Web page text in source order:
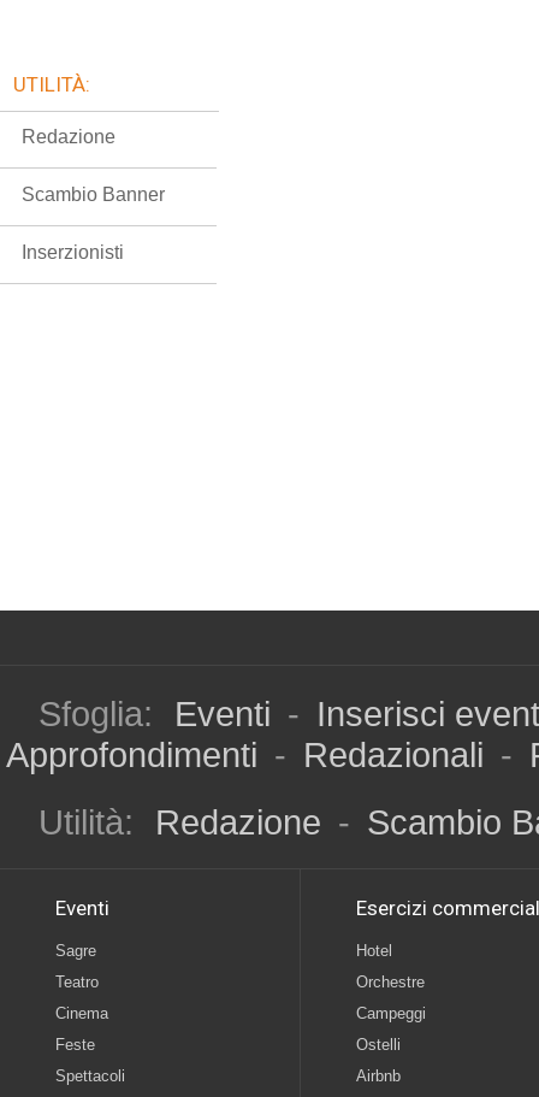
UTILITÀ:
Redazione
Scambio Banner
Inserzionisti
Sfoglia: Eventi - Inserisci
Approfondimenti - Redazionali -
Utilità:
Redazione - Scambio
Eventi
Sagre
Teatro
Cinema
Feste
Spettacoli
Esercizi
Hotel
Orchestre
Campeggi
Ostelli
Airbnb